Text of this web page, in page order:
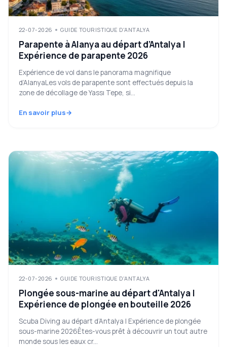
22-07-2026 GUIDE TOURISTIQUE D'ANTALYA
Parapente à Alanya au départ d’Antalya |
Expérience de parapente 2026
Expérience de vol dans le panorama magnifique
d’AlanyaLes vols de parapente sont effectués depuis la
zone de décollage de Yassı Tepe, si...
En savoir plus
22-07-2026 GUIDE TOURISTIQUE D'ANTALYA
Plongée sous-marine au départ d'Antalya |
Expérience de plongée en bouteille 2026
Scuba Diving au départ d’Antalya | Expérience de plongée
sous-marine 2026Êtes-vous prêt à découvrir un tout autre
monde sous les eaux cr...